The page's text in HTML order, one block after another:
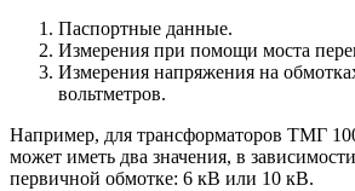
Паспортные данные.
Измерения при помощи моста
Измерения напряжения на
вольтметров.
Например, для трансформаторов ТМГ
может иметь два значения, в
первичной обмотке: 6 кВ или 10 кВ.